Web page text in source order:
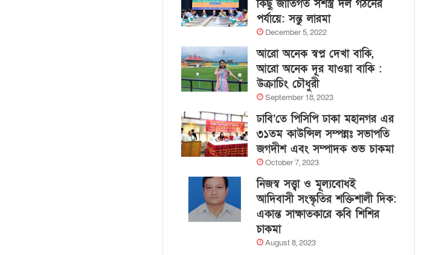
কিছু জাতিগত সশস্ত্র দল গঠনের
পর্যায়ে: সন্তু লারমা
December 5, 2022
আরো অনেক স্বপ্ন দেখা বাকি,
আরো অনেক দূর যাওয়া বাকি :
উক্রাচিং চৌধুরী
September 18, 2023
ঢাবি’তে পিসিপি ঢাকা মহানগর এর
৩১তম কাউন্সিল সম্পন্নঃ সভাপতি
জগদীশ এবং সম্পাদক শুভ চাকমা
October 7, 2023
নিজস্ব সত্ত্বা ও মূল্যবোধই
আদিবাসী সংস্কৃতির শক্তিশালী দিক:
একান্ত সাক্ষাতকারে কবি শিশির
চাকমা
August 8, 2023